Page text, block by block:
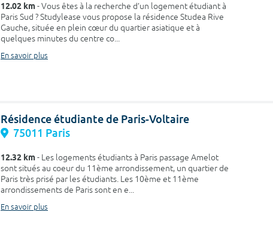
12.02 km- Vous êtes à la recherche d’un logement étudiant à
Paris Sud ? Studylease vous propose la résidence Studea Rive
Gauche, située en plein cœur du quartier asiatique et à
quelques minutes du centre co...
En savoir plus
Résidence étudiante de Paris-Voltaire
75011 Paris
12.32 km- Les logements étudiants à Paris passage Amelot
sont situés au coeur du 11ème arrondissement, un quartier de
Paris très prisé par les étudiants. Les 10ème et 11ème
arrondissements de Paris sont en e...
En savoir plus